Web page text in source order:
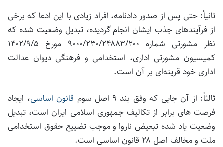
ثانیاً: حتی پس از صدور دادنامه، افراد زیادی با این ادعا که برخی
از فرآیندهای جذب ایشان انجام گردیده، تبدیل وضعیت شده که
نظر مشورتی شماره ۹۰۰۰/۲۳۰/۲۴۸۸۳/۲۰۰ مورخ ۱۴۰۲/۹/۵
کمیسیون مشورتی اداری، استخدامی و فرهنگی دیوان عدالت
اداری خود قرینه‌ای بر آن است.
ثالثاً: از آن جایی که وفق بند ۹ اصل سوم قانون اساسی، ایجاد
فرصت های برابر از تکالیف جمهوری اسلامی ایران است، تبدیل
وضعیت یاد شده تبعیض ناروا و موجب تضییع حقوق استخدامی
ملت و مخالف اصل ۲۸ قانون اساسی است.